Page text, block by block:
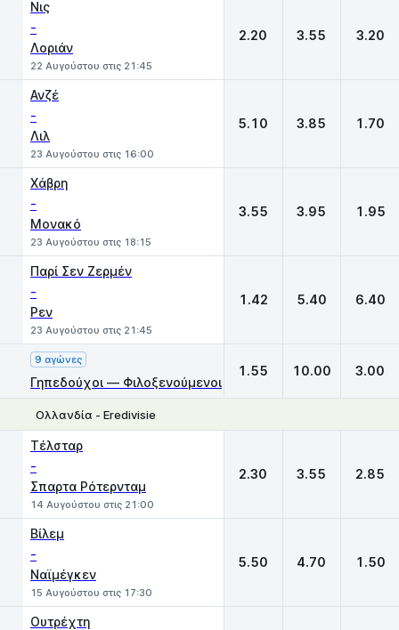
Νις
-
Λοριάν
22 Αυγούστου στις 21:45
2.20 3.55 3.20
Ανζέ
-
Λιλ
23 Αυγούστου στις 16:00
5.10 3.85 1.70
Χάβρη
-
Μονακό
23 Αυγούστου στις 18:15
3.55 3.95 1.95
Παρί Σεν Ζερμέν
-
Ρεν
23 Αυγούστου στις 21:45
1.42 5.40 6.40
9 αγώνες
Γηπεδούχοι — Φιλοξενούμενοι
1.55 10.00 3.00
Ολλανδία - Eredivisie
Τέλσταρ
-
Σπαρτα Ρότερνταμ
14 Αυγούστου στις 21:00
2.30 3.55 2.85
Βίλεμ
-
Ναϊμέγκεν
15 Αυγούστου στις 17:30
5.50 4.70 1.50
Ουτρέχτη